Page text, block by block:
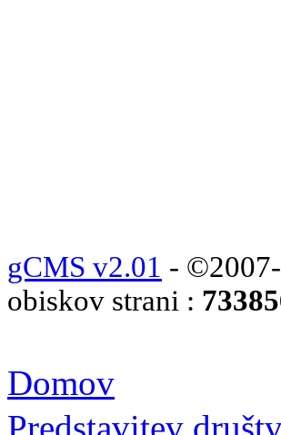
gCMS v2.01 -
obiskov strani :
Domov
Predstavitev